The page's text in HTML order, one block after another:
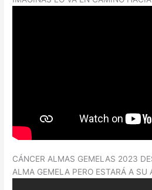
CÁNCER ALMAS GEMELAS 2023
ALMA GEMELA PERO ESTARÁ A SU